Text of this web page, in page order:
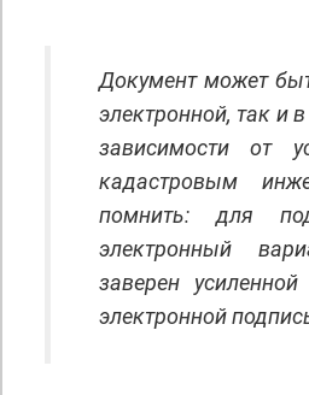
Документ может
электронной, так и
зависимости от
кадастровым
помнить: для
электронный
заверен
электронной